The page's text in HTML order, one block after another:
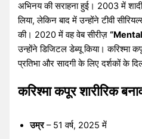
अभिनय की सराहना हुई। 2003 में
लिया, लेकिन बाद में उन्होंने टीवी
की। 2020 में वह वेब सीरीज़
उन्होंने डिजिटल डेब्यू किया।
प्रतिभा और सादगी के लिए दर्शकों के
करिश्मा कपूर शारीरिक
उम्र– 51 वर्ष, 2025 में